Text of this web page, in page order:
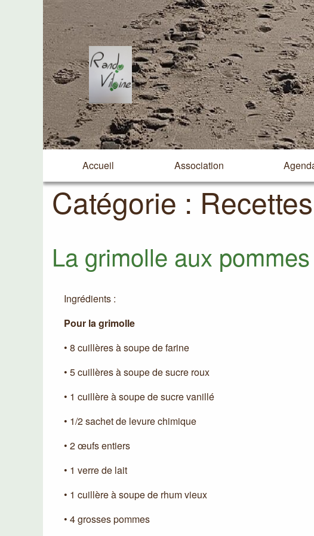
Accueil Association
Catégorie : Recettes
La grimolle aux
Ingrédients :
Pour la grimolle
• 8 cuillères à soupe de farine
• 5 cuillères à soupe de sucre roux
• 1 cuillère à soupe de sucre vanillé
• 1/2 sachet de levure chimique
• 2 œufs entiers
• 1 verre de lait
• 1 cuillère à soupe de rhum vieux
• 4 grosses pommes